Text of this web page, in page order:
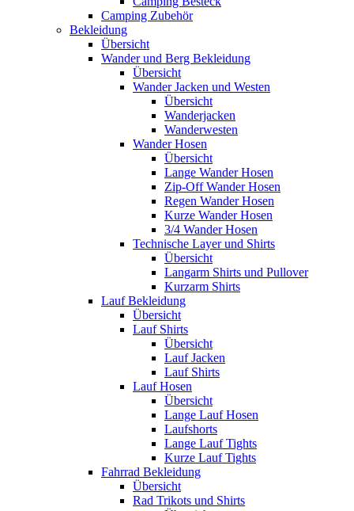
Camping Zubehör
Bekleidung
Übersicht
Wander und Berg Bekleidung
Übersicht
Wander Jacken und Westen
Übersicht
Wanderjacken
Wanderwesten
Wander Hosen
Übersicht
Lange Wander Hosen
Zip-Off Wander Hosen
Regen Wander Hosen
Kurze Wander Hosen
3/4 Wander Hosen
Technische Layer und Shirts
Übersicht
Langarm Shirts und Pullover
Kurzarm Shirts
Lauf Bekleidung
Übersicht
Lauf Shirts
Übersicht
Lauf Jacken
Lauf Shirts
Lauf Hosen
Übersicht
Lange Lauf Hosen
Laufshorts
Lange Lauf Tights
Kurze Lauf Tights
Fahrrad Bekleidung
Übersicht
Rad Trikots und Shirts